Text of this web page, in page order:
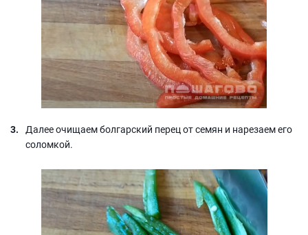
Далее очищаем болгарский перец от семян и нарезаем его
соломкой.